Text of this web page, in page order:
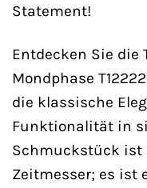
Statement!
Entdecken Sie die
Mondphase
die klassische
Funktionalität in
Schmuckstück ist
Zeitmesser; es ist